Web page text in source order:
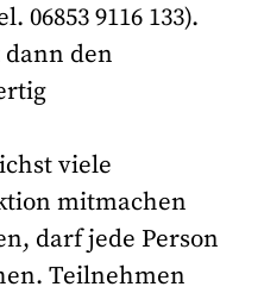
06853 9116 133).
den
viele
mitmachen
darf jede Person
Teilnehmen